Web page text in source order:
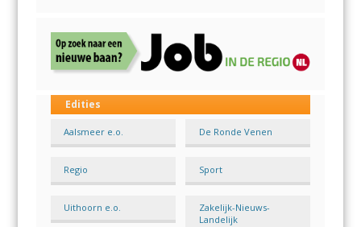
Edities
Aalsmeer e.o. De Ronde Venen
Regio Sport
Uithoorn e.o.
Zakelijk-Nieuws-
Landelijk